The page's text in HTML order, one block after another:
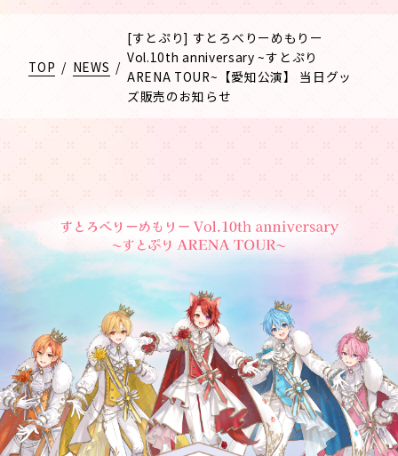
TOP / NEWS /
[すとぷり] すとろべりーめもりー
Vol.10th anniversary ~すとぷり
ARENA TOUR~【愛知公演】 当日グッ
ズ販売のお知らせ